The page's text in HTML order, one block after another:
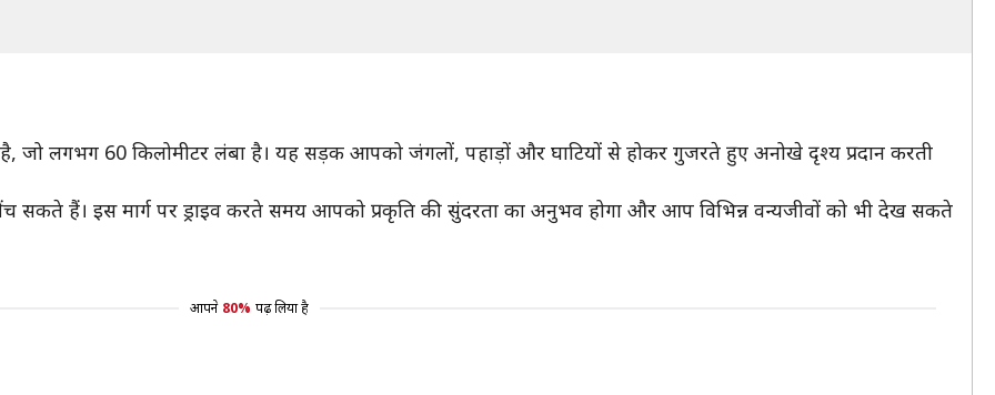
है, जो लगभग 60 किलोमीटर लंबा है। यह सड़क आपको जंगलों, पहाड़ों और घाटियों से होकर गुजरते हुए अनोखे दृश्य प्रदान करती
सकते हैं। इस मार्ग पर ड्राइव करते समय आपको प्रकृति की सुंदरता का अनुभव होगा और आप विभिन्न वन्यजीवों को भी देख सकते
आपने 80% पढ़ लिया है